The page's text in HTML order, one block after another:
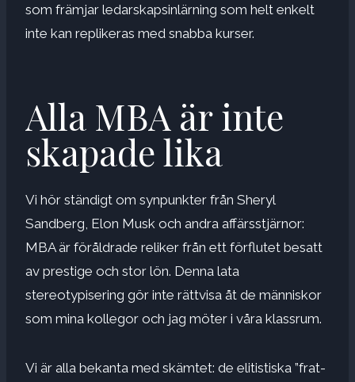
som främjar ledarskapsinlärning som helt enkelt
inte kan replikeras med snabba kurser.
Alla MBA är inte
skapade lika
Vi hör ständigt om synpunkter från Sheryl
Sandberg, Elon Musk och andra affärsstjärnor:
MBA är föråldrade reliker från ett förflutet besatt
av prestige och stor lön. Denna lata
stereotypisering gör inte rättvisa åt de människor
som mina kollegor och jag möter i våra klassrum.
Vi är alla bekanta med skämtet: de elitistiska ”frat-